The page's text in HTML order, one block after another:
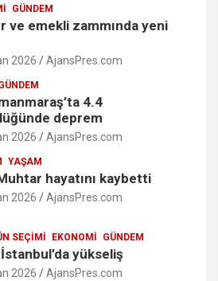
GÜNDEM
ve emekli zammında yeni
2026 AjansPres.com
4.4
deprem
2026 AjansPres.com
YAŞAM
hayatını kaybetti
2026 AjansPres.com
SEÇIMI EKONOMI GÜNDEM
yükseliş
2026 AjansPres.com